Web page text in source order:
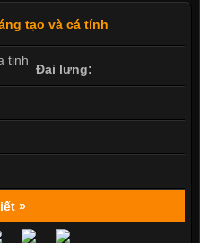
tạo và cá tính
Đai lưng:
»